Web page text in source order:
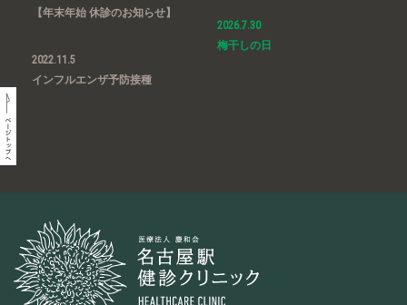
【年末年始 休診のお知らせ】
2022.11.5
インフルエンザ予防接種
2026.7.30
梅干しの日